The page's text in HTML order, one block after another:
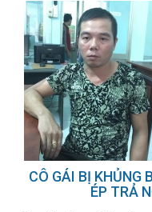
CÔ GÁI BỊ KHỦNG
ÉP TRẢ